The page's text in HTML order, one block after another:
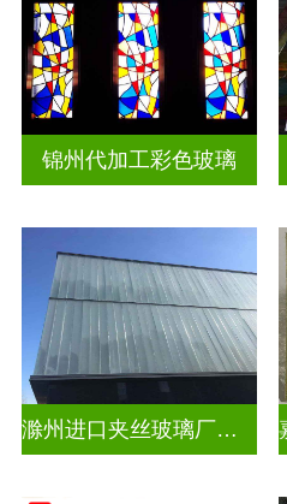
锦州代加工彩色玻璃
滁州进口夹丝玻璃厂电话